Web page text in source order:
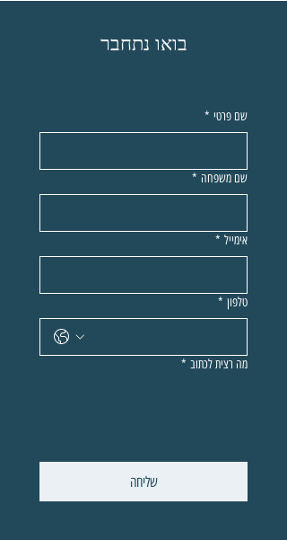
בואו נתחבר
שם פרטי *
שם משפחה *
אימייל *
טלפון *
מה רצית לכתוב *
שליחה